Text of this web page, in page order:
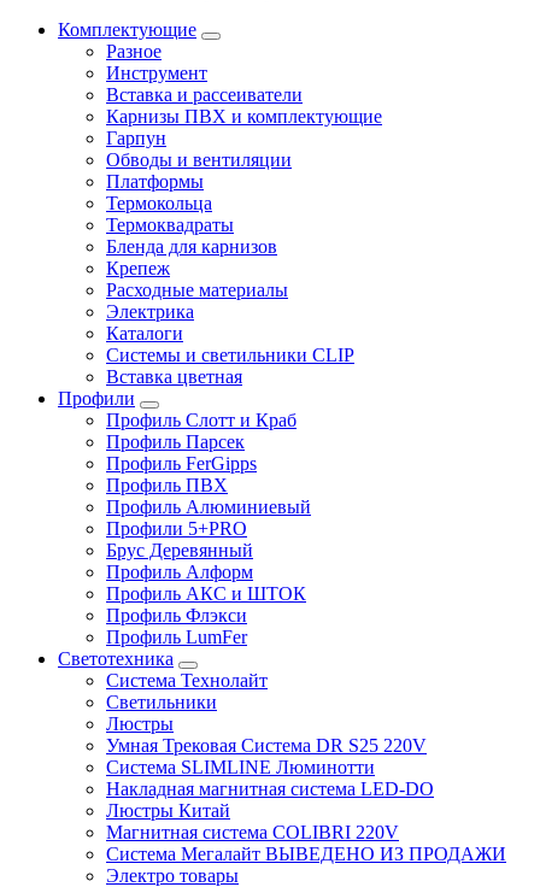
Комплектующие
Разное
Инструмент
Вставка и рассеиватели
Карнизы ПВХ и комплектующие
Гарпун
Обводы и вентиляции
Платформы
Термокольца
Термоквадраты
Бленда для карнизов
Крепеж
Расходные материалы
Электрика
Каталоги
Системы и светильники CLIP
Вставка цветная
Профили
Профиль Слотт и Краб
Профиль Парсек
Профиль FerGipps
Профиль ПВХ
Профиль Алюминиевый
Профили 5+PRO
Брус Деревянный
Профиль Алформ
Профиль АКС и ШТОК
Профиль Флэкси
Профиль LumFer
Светотехника
Система Технолайт
Светильники
Люстры
Умная Трековая Система DR S25 220V
Система SLIMLINE Люминотти
Накладная магнитная система LED-DO
Люстры Китай
Магнитная система COLIBRI 220V
Система Мегалайт ВЫВЕДЕНО ИЗ ПРОДАЖИ
Электро товары